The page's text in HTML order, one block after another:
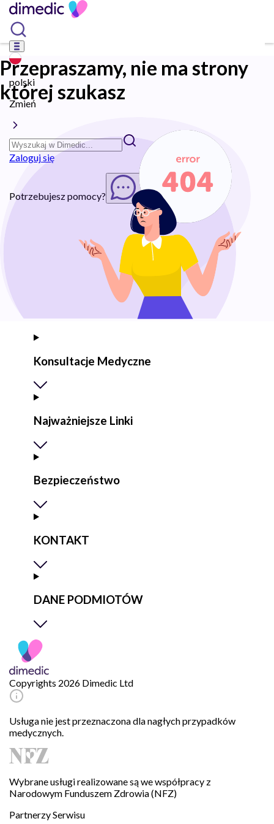
polski
Zmień
Zaloguj się
Potrzebujesz pomocy? Rozpocznij chat
Przepraszamy, nie ma strony
której szukasz
Konsultacje Medyczne
Najważniejsze Linki
Bezpieczeństwo
KONTAKT
DANE PODMIOTÓW
Copyrights 2026 Dimedic Ltd
Usługa nie jest przeznaczona dla nagłych przypadków
medycznych.
Wybrane usługi realizowane są we współpracy z
Narodowym Funduszem Zdrowia (NFZ)
Partnerzy Serwisu